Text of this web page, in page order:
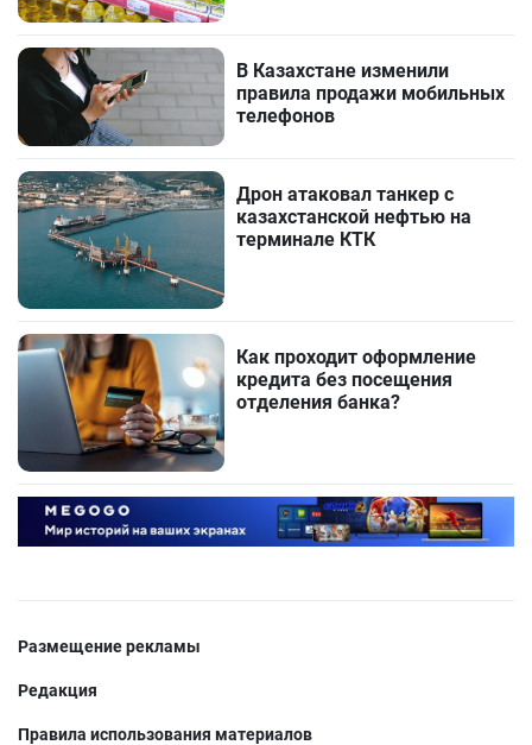
В Казахстане изменили
правила продажи мобильных
телефонов
Дрон атаковал танкер с
казахстанской нефтью на
терминале КТК
Как проходит оформление
кредита без посещения
отделения банка?
Размещение рекламы
Редакция
Правила использования материалов